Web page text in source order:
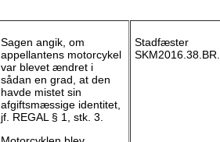
Sagen angik, om
appellantens motorcykel
var blevet ændret i
sådan en grad, at den
havde mistet sin
afgiftsmæssige identitet,
jf. REGAL § 1, stk. 3.
Stadfæster
SKM2016.38.BR.